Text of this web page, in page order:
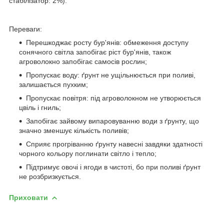
Переваги:
Перешкоджає росту бур'янів: обмеження доступу
сонячного світла запобігає ріст бур'янів, також
агроволокно запобігає самосів рослин;
Пропускає воду: ґрунт не ущільнюється при поливі,
залишається пухким;
Пропускає повітря: під агроволокном не утворюється
цвіль і гниль;
Запобігає зайвому випаровуванню води з ґрунту, що
значно зменшує кількість поливів;
Сприяє прогріванню ґрунту навесні завдяки здатності
чорного кольору поглинати світло і тепло;
Підтримує овочі і ягоди в чистоті, бо при поливі ґрунт
не розбризкується.
Приховати